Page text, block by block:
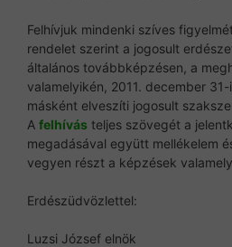
Felhívjuk mindenki szíves
rendelet szerint a jogosult
általános továbbképzésen, a
valamelyikén, 2011. december
másként elveszíti jogosult
A felhívás teljes szövegét a
megadásával együtt mellékelem
vegyen részt a képzések
Erdészüdvözlettel:
Luzsi József elnök